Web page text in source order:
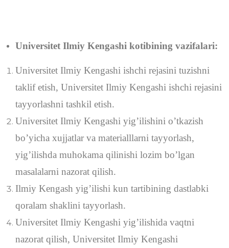
Universitet Ilmiy Kengashi kotibining vazifalari:
Universitet Ilmiy Kengashi ishchi rejasini tuzishni
taklif etish, Universitet Ilmiy Kengashi ishchi rejasini
tayyorlashni tashkil etish.
Universitet Ilmiy Kengashi yig’ilishini o’tkazish
bo’yicha xujjatlar va materialllarni tayyorlash,
yig’ilishda muhokama qilinishi lozim bo’lgan
masalalarni nazorat qilish.
Ilmiy Kengash yig’ilishi kun tartibining dastlabki
qoralam shaklini tayyorlash.
Universitet Ilmiy Kengashi yig’ilishida vaqtni
nazorat qilish, Universitet Ilmiy Kengashi